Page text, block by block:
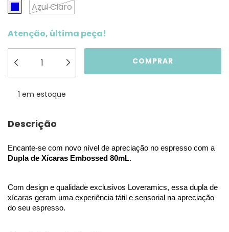
Azul Claro
Atenção, última peça!
1 em estoque
Descrição
Dupla de Xícaras Embossed 80mL.
Com design e qualidade exclusivos Loveramics, essa dupla de
xícaras geram uma experiência tátil e sensorial na apreciação
do seu espresso.